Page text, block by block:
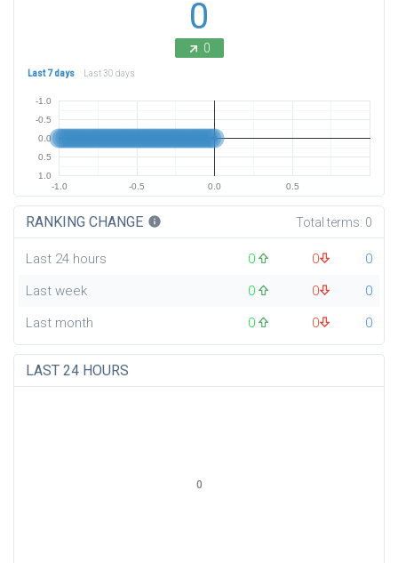
0
0
Last 7 days Last 30 days
-1.0 -0.5 0.0 0.5
-1.0
-0.5
0.0
0.5
1.0
RANKING CHANGE info Total terms: 0
Last 24 hours 0 0
0
Last week
0 0
0
Last month
0 0 0
LAST 24 HOURS
0